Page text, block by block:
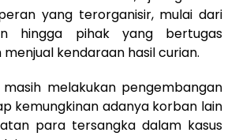
yang terorganisir, mulai dari
hingga pihak yang bertugas
kendaraan hasil curian.
melakukan pengembangan
kemungkinan adanya korban lain
para tersangka dalam kasus